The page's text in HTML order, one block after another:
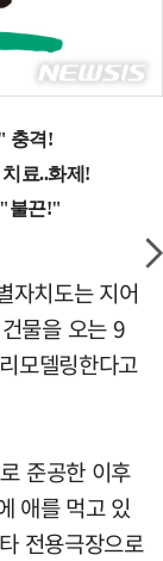
자치도는 지어
물을 오는 9
모델링한다고
준공한 이후
애를 먹고 있
전용극장으로